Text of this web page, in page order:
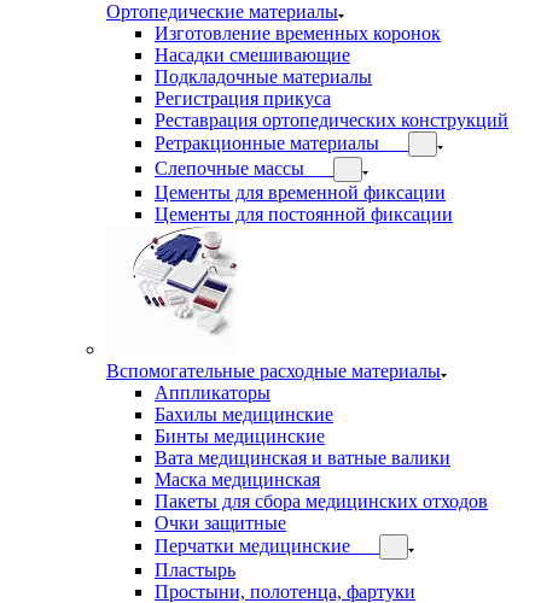
Ортопедические материалы
Изготовление временных коронок
Насадки смешивающие
Подкладочные материалы
Регистрация прикуса
Реставрация ортопедических конструкций
Ретракционные материалы
Слепочные массы
Цементы для временной фиксации
Цементы для постоянной фиксации
Вспомогательные расходные материалы
Аппликаторы
Бахилы медицинские
Бинты медицинские
Вата медицинская и ватные валики
Маска медицинская
Пакеты для сбора медицинских отходов
Очки защитные
Перчатки медицинские
Пластырь
Простыни, полотенца, фартуки